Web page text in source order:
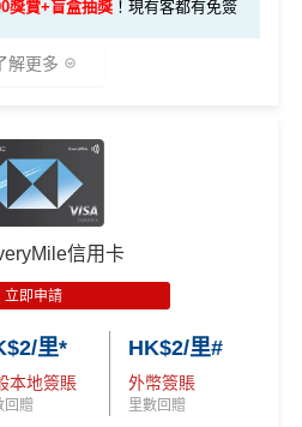
年12月31日
賞：
迎
賞
「中銀理
獎賞+盲盒抽獎 ！現有客都有免簽
解更多
客戶迎新
至2026年8月31日
入里先生推廣碼「HKRMRM1
：
MrMiles.hk/cathay-
後，新客免簽賬先送11,000里數
信用卡
立即申請
里*
本地簽賬
回贈
HK$2/里#
外幣簽賬
里數回贈